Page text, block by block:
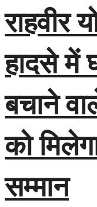
राहवीर
हादसे में
बचाने
को
सम्मान